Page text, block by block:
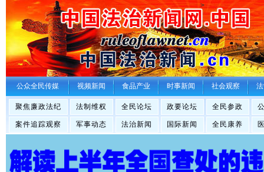
>
公众全民传媒 视频新闻 食品产业 时事新闻 社会观察
聚焦廉政法纪 法制维权 全民论坛 政要论坛 全民参政
案件追踪观察 军事动态 法治新闻 国际新闻 全民康养